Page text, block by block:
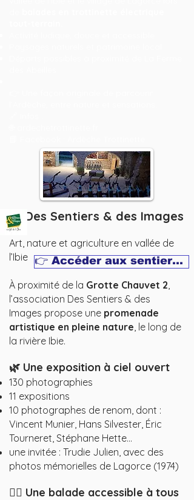
📸 Des Sentiers & des Images
Art, nature et agriculture en vallée de
l’Ibie
À proximité de la Grotte Chauvet 2,
l’association Des Sentiers & des
Images propose une promenade
artistique en pleine nature, le long de
la rivière Ibie.
🌿 Une exposition à ciel ouvert
130 photographies
11 expositions
10 photographes de renom, dont :
Vincent Munier, Hans Silvester, Éric
Tourneret, Stéphane Hette…
une invitée : Trudie Julien, avec des
photos mémorielles de Lagorce (1974)
🚶‍♀️ Une balade accessible à tous
👉 Accéder aux sentiers et aux photos